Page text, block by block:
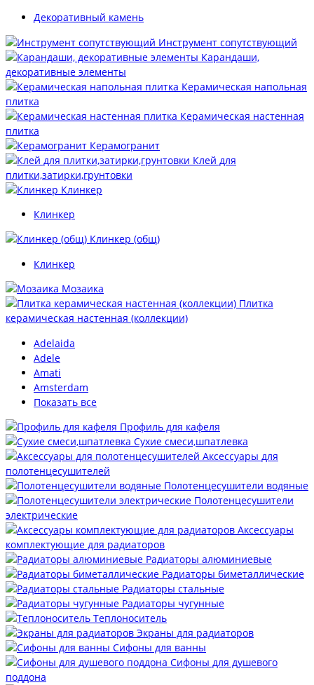
Декоративный камень
Инструмент сопутствующий
Карандаши,
декоративные элементы
Керамическая напольная
плитка
Керамическая настенная
плитка
Керамогранит
Клей для
плитки,затирки,грунтовки
Клинкер
Клинкер
Клинкер (общ)
Клинкер
Мозаика
Плитка
керамическая настенная (коллекции)
Adelaida
Adele
Amati
Amsterdam
Показать все
Профиль для кафеля
Сухие смеси,шпатлевка
Аксессуары для
полотенцесушителей
Полотенцесушители водяные
Полотенцесушители
электрические
Аксессуары
комплектующие для радиаторов
Радиаторы алюминиевые
Радиаторы биметаллические
Радиаторы стальные
Радиаторы чугунные
Теплоноситель
Экраны для радиаторов
Сифоны для ванны
Сифоны для душевого
поддона